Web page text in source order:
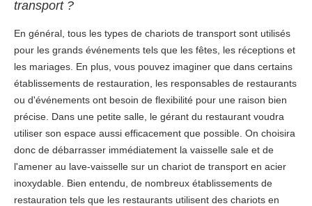
transport ?
En général, tous les types de chariots de transport sont utilisés
pour les grands événements tels que les fêtes, les réceptions et
les mariages. En plus, vous pouvez imaginer que dans certains
établissements de restauration, les responsables de restaurants
ou d'événements ont besoin de flexibilité pour une raison bien
précise. Dans une petite salle, le gérant du restaurant voudra
utiliser son espace aussi efficacement que possible. On choisira
donc de débarrasser immédiatement la vaisselle sale et de
l'amener au lave-vaisselle sur un chariot de transport en acier
inoxydable. Bien entendu, de nombreux établissements de
restauration tels que les restaurants utilisent des chariots en